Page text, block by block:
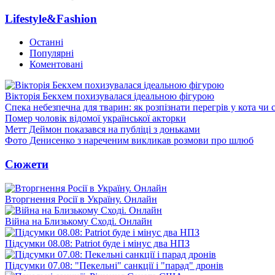
Lifestyle&Fashion
Останні
Популярні
Коментовані
Вікторія Бекхем похизувалася ідеальною фігурою
Спека небезпечна для тварин: як розпізнати перегрів у кота чи
Помер чоловік відомої української акторки
Метт Деймон показався на публіці з доньками
Фото Денисенко з нареченим викликав розмови про шлюб
Сюжети
Вторгнення Росії в Україну. Онлайн
Війна на Близькому Сході. Онлайн
Підсумки 08.08: Patriot буде і мінус два НПЗ
Підсумки 07.08: "Пекельні" санкції і "парад" дронів